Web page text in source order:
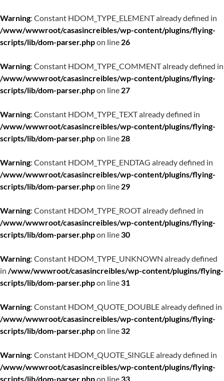
Warning: Constant HDOM_TYPE_ELEMENT already defined in
/www/wwwroot/casasincreibles/wp-content/plugins/flying-
scripts/lib/dom-parser.phpon line 26
Warning: Constant HDOM_TYPE_COMMENT already defined in
/www/wwwroot/casasincreibles/wp-content/plugins/flying-
scripts/lib/dom-parser.phpon line 27
Warning: Constant HDOM_TYPE_TEXT already defined in
/www/wwwroot/casasincreibles/wp-content/plugins/flying-
scripts/lib/dom-parser.phpon line 28
Warning: Constant HDOM_TYPE_ENDTAG already defined in
/www/wwwroot/casasincreibles/wp-content/plugins/flying-
scripts/lib/dom-parser.phpon line 29
Warning: Constant HDOM_TYPE_ROOT already defined in
/www/wwwroot/casasincreibles/wp-content/plugins/flying-
scripts/lib/dom-parser.phpon line30
Warning: Constant HDOM_TYPE_UNKNOWN already defined
in /www/wwwroot/casasincreibles/wp-content/plugins/flying-
scripts/lib/dom-parser.phpon line31
Warning: Constant HDOM_QUOTE_DOUBLE already defined in
/www/wwwroot/casasincreibles/wp-content/plugins/flying-
scripts/lib/dom-parser.phpon line32
Warning: Constant HDOM_QUOTE_SINGLE already defined in
/www/wwwroot/casasincreibles/wp-content/plugins/flying-
scripts/lib/dom-parser.phpon line33